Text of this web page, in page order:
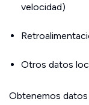
velocidad)
Otros datos
Obtenemos